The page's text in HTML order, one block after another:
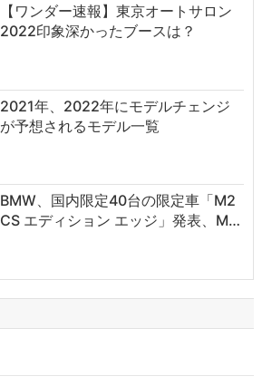
【ワンダー速報】東京オートサロン
2022印象深かったブースは？
2021年、2022年にモデルチェンジ
が予想されるモデル一覧
BMW、国内限定40台の限定車「M2
CS エディション エッジ」発表、M…